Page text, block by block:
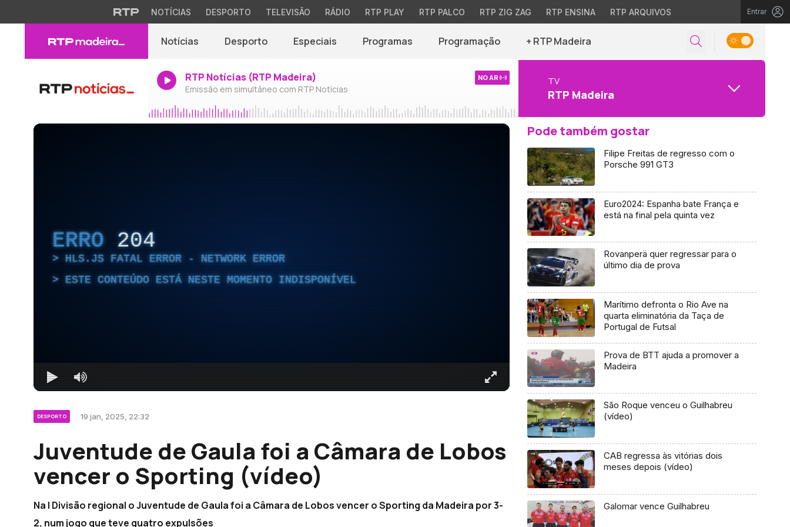
NOTÍCIAS DESPORTO TELEVISÃO RÁDIO RTP PLAY RTP PALCO RTP ZIG ZAG RTP ENSINA RTP ARQUIVOS Entrar
Notícias Desporto Especiais Programas Programação + RTP Madeira
RTP Notícias (RTP Madeira)
Emissão em simultâneo com RTP Notícias
NO AR TV
RTP Madeira
ERRO 204
HLS.JS FATAL ERROR - NETWORK ERROR
ESTE CONTEÚDO ESTÁ NESTE MOMENTO INDISPONÍVEL
DESPORTO 19 jan, 2025, 22:32
Juventude de Gaula foi a Câmara de Lobos
vencer o Sporting (vídeo)
Na I Divisão regional o Juventude de Gaula foi a Câmara de Lobos vencer o Sporting da Madeira por 3-
2, num jogo que teve quatro expulsões
Pode também gostar
Filipe Freitas de regresso com o
Porsche 991 GT3
Euro2024: Espanha bate França e
está na final pela quinta vez
Rovanperä quer regressar para o
último dia de prova
Marítimo defronta o Rio Ave na
quarta eliminatória da Taça de
Portugal de Futsal
Prova de BTT ajuda a promover a
Madeira
São Roque venceu o Guilhabreu
(vídeo)
CAB regressa às vitórias dois
meses depois (vídeo)
Galomar vence Guilhabreu